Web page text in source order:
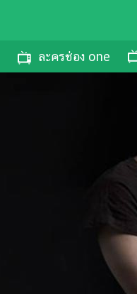
ละครช่อง one